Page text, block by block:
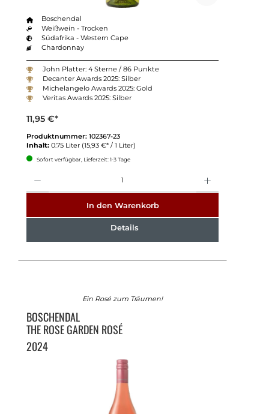
Boschendal
Weißwein - Trocken
Südafrika - Western Cape
Chardonnay
John Platter: 4 Sterne / 86 Punkte
Decanter Awards 2025: Silber
Michelangelo Awards 2025: Gold
Veritas Awards 2025: Silber
11,95 €*
Produktnummer: 102367-23
Inhalt: 0.75 Liter (15,93 €* / 1 Liter)
Sofort verfügbar, Lieferzeit: 1-3 Tage
In den Warenkorb
Details
Ein Rosé zum Träumen!
BOSCHENDAL
THE ROSE GARDEN ROSÉ
2024